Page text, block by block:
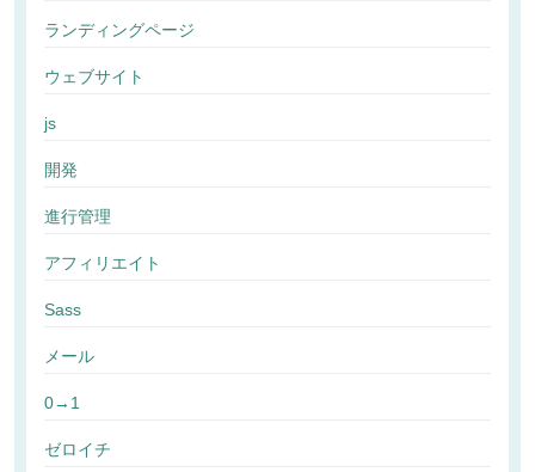
ランディングページ
ウェブサイト
js
開発
進行管理
アフィリエイト
Sass
メール
0→1
ゼロイチ